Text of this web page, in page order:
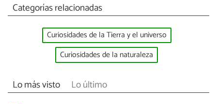
Categorías relacionadas
Curiosidades de la Tierra y el universo
Curiosidades de la naturaleza
Lo más visto Lo último